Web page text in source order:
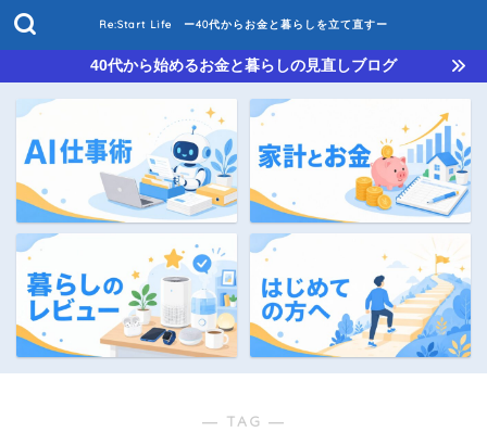
Re:Start Life ー40代からお金と暮らしを立て直すー
40代から始めるお金と暮らしの見直しブログ
― TAG ―